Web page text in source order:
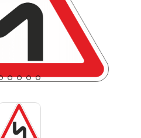
знаки
(Стойки)
знаков (Хомуты)
на солнечной